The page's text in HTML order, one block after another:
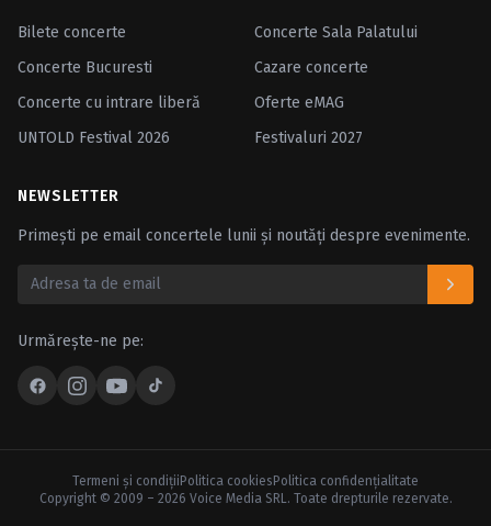
Bilete concerte
Concerte Sala Palatului
Concerte Bucuresti
Cazare concerte
Concerte cu intrare liberă
Oferte eMAG
UNTOLD Festival 2026
Festivaluri 2027
NEWSLETTER
Primești pe email concertele lunii și noutăți despre evenimente.
Urmărește-ne pe:
Termeni şi condiţii Politica cookies Politica confidenţialitate
Copyright © 2009 – 2026 Voice Media SRL. Toate drepturile rezervate.